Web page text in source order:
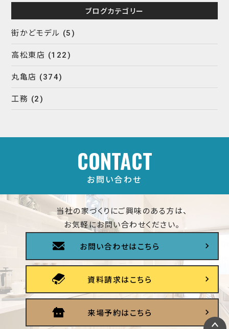
ブログカテゴリー
街かどモデル (5)
高松東店 (122)
丸亀店 (374)
工務 (2)
CONTACT
お問い合わせ
当社の家づくりにご興味のある方は、
お気軽にお問い合わせください。
お問い合わせはこちら
資料請求はこちら
来場予約はこちら